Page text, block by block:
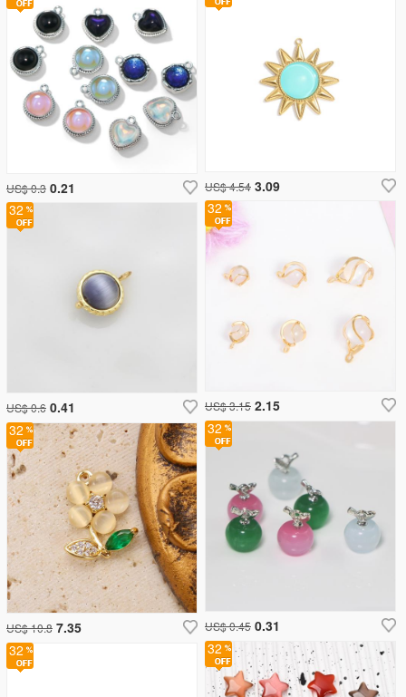
32
US$ 0.6 0.41
32
US$ 3.15 2.15
US$ 0.3 0.21 US$ 4.54 3.09
32
US$ 10.8 7.35
32
32
US$ 0.45 0.31
32